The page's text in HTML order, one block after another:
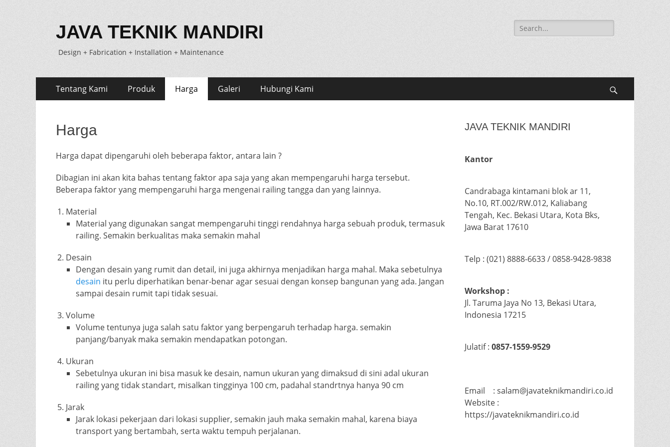
JAVA TEKNIK MANDIRI
Design + Fabrication + Installation + Maintenance
Search
for:
Primary
Menu
Tentang Kami Produk Harga Galeri Hubungi Kami
Harga
Harga dapat dipengaruhi oleh beberapa faktor, antara lain ?
Dibagian ini akan kita bahas tentang faktor apa saja yang akan mempengaruhi harga tersebut.
Beberapa faktor yang mempengaruhi harga mengenai railing tangga dan yang lainnya.
Material
Material yang digunakan sangat mempengaruhi tinggi rendahnya harga sebuah produk, termasuk
railing. Semakin berkualitas maka semakin mahal
Desain
Dengan desain yang rumit dan detail, ini juga akhirnya menjadikan harga mahal. Maka sebetulnya
desain itu perlu diperhatikan benar-benar agar sesuai dengan konsep bangunan yang ada. Jangan
sampai desain rumit tapi tidak sesuai.
Volume
Volume tentunya juga salah satu faktor yang berpengaruh terhadap harga. semakin
panjang/banyak maka semakin mendapatkan potongan.
Ukuran
Sebetulnya ukuran ini bisa masuk ke desain, namun ukuran yang dimaksud di sini adal ukuran
railing yang tidak standart, misalkan tingginya 100 cm, padahal standrtnya hanya 90 cm
Jarak
Jarak lokasi pekerjaan dari lokasi supplier, semakin jauh maka semakin mahal, karena biaya
transport yang bertambah, serta waktu tempuh perjalanan.
JAVA TEKNIK MANDIRI
Kantor
Candrabaga kintamani blok ar 11,
No.10, RT.002/RW.012, Kaliabang
Tengah, Kec. Bekasi Utara, Kota Bks,
Jawa Barat 17610
Telp : (021) 8888-6633 / 0858-9428-9838
Workshop :
Jl. Taruma Jaya No 13, Bekasi Utara,
Indonesia 17215
Julatif : 0857-1559-9529
Email : salam@javateknikmandiri.co.id
Website :
https://javateknikmandiri.co.id